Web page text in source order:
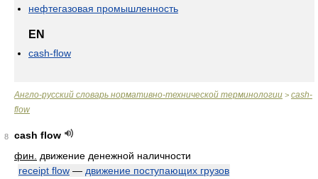
нефтегазовая промышленность
EN
cash-flow
Англо-русский словарь нормативно-технической терминологии > cash-
flow
8
cash flow
фин.
движение денежной наличности
receipt flow — движение поступающих грузов